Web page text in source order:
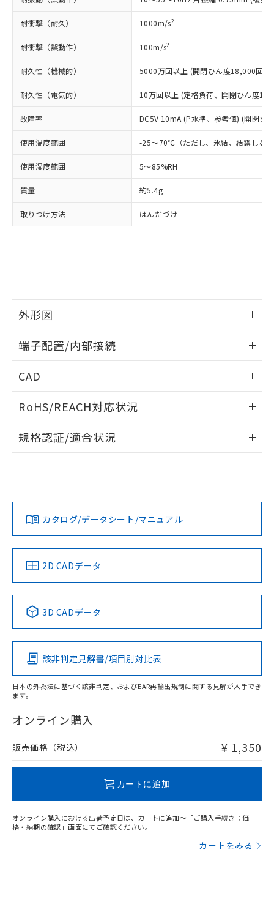
耐衝撃（耐久） 1000m/s2
耐衝撃（誤動作） 100m/s2
耐久性（機械的） 5000万回以上 (開閉ひん度18,000回/h)
耐久性（電気的） 10万回以上 (定格負荷、開閉ひん度
故障率 DC5V 10mA (P水準、参考値) (開閉ひ
使用温度範囲 -25～70℃（ただし、氷結、結露しな
使用湿度範囲 5～85%RH
質量 約5.4g
取りつけ方法 はんだづけ
外形図
外形図
端子配置/内部接続
端子配置/内部接続
CAD
ドすることができます。
ログイン/会員登録
ダウンロードデータをご利用いただく前に、以下を必ずお読
みください。
ソフトウェアの使用条件
RoHS/REACH対応状況
EU RoHS 注意事項・凡例
対応済み
中国 RoHS 注意事項・凡例
Pb Hg Cd Cr(VI)
O
在庫等で未対応品が混在する可能性があります。
問い合わせください。
規格認証/適合状況
カタログ/データシート/マニュアル
2D CADデータ
3D CADデータ
該非判定見解書/項目別対比表
日本の外為法に基づく該非判定、およびEAR再輸出規制に関する見解が入手でき
ます。
オンライン購入
販売価格（税込） ¥ 1,350
カートに追加
オンライン購入における出荷予定日は、カートに追加～「ご購入手続き：価
格・納期の確認」画面にてご確認ください。
カートをみる
了承ください。
正式な納期状況および標準価格はお客
様のお取引先、またはお客様担当のオ
ムロン制御機器販売店・当社販売員に
ご相談ください。
オムロン制御機器販売店や当社販売拠
販売ネットワーク
」をご確認
ください。
在庫状況および標準価格結果を当社の
事前の承諾なく第三者に漏洩または開
示しないようお願いします。
マイパーツ機能（部品リスト作成サー
ビス）をご利用いただくには、I-Web
メンバーズにご登録されている必要が
お客様が当ウェブサイト上で当社にご
登録された部品リストについて、当社
および当社の共同利用者が、当社の製
用者の範囲」に記載されている法人を
(PBDE) 1000ppm以下、フタル酸ビス(2-エチルヘキシ
ル) (DEHP)(別名：DOP) 1000ppm以下、フタル酸ブチ
ルベンジル（BBP） 1000ppm以下、フタル酸ジブチル
（DBP） 1000ppm以下、フタル酸ジイソブチル
(DIBP) 1000ppm以下
フタル酸エステル類の４物質については閾値を超える意
図的な使用がないことを確認しています。
部品在庫の切り替え状況などにより、予定
月が前後することがあります。
※3 非含有証明書ダウンロード
※本証明書は発行日時点で非含有を証明す
るもので、過去に遡って非含有を証明する
また、RoHS指令のフタル酸エステル類４
物質の対応では、対応完了までの期間は出
荷製品に未対応品が混在することから備考
既に当社にて対応品への在庫切替を完了
していることから、特段のことがない限
り、2022年1月12日より割愛しておりま
Cr(Ⅵ)(六価クロム) : 1000ppm、 PBBs(ポリ臭化ビフェ
ニル類) : 1000ppm、 PBDEs(ポリ臭化ジフェニルエーテ
ル類) : 1000ppm、
DBP(フタル酸ジブチル) : 1000ppm、 DIBP(フタル酸ジ
イソブチル) : 1000ppm、 BBP(フタル酸ブチルベンジ
ル) : 1000ppm、
DEHP(フタル酸ビス(2-エチルヘキシル)) : 1000ppm
※2 環境保護使用期限
「ｅ」：有害物質（10物質）のすべてが基
準値以下であることを示します。
「10」：通常の使用状況下において有害物
質が外部に漏えいし、環境に深刻な影響を
及ぼさない年数を意味します。
「－」：未確認です。当社販売部門へお問
とります。
当社は規制貨物を破棄する場合は、完
全に破砕するなど、違法に輸出されな
いよう必要な手段を講じます。
当社は貴社製品を、核兵器、ミサイ
ル、化学兵器、生物兵器またはその他
武器並びにこれらの製造装置等に一切
使用いたしません。
当社は、貴社製品を第三者に販売する
場合は、上記1、2および3の内容を当
該第三者に通知します。また当社は、
販売先および販売に係わる関係者が違
法に輸出するおそれがある場合は、取
り引きをいたしません。
一定数以上の在庫あり
△ 一定数には満たないが在庫あり
－
在庫なし(最新の在庫状況につ
いては、お客様のお取引先、ま
たはお客様担当のオムロン制御
機器販売店・当社販売員にご確
白
受注生産機種、また在庫状況の
情報を公開していない機種